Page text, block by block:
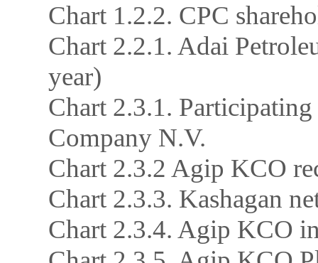
Chart 1.2.2. CPC
Chart 2.2.1. Adai
year)
Chart 2.3.1.
Company N.V.
Chart 2.3.2 Agip KCO
Chart 2.3.3. Kashagan
Chart 2.3.4. Agip KCO